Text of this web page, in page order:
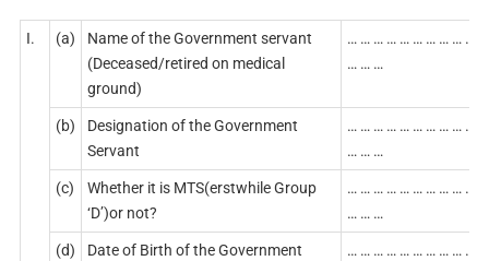
I. (a)
Name of the Government servant
(Deceased/retired on medical
ground)
… … … … … … … … … … …
… … …
(b)
Designation of the Government
Servant
… … … … … … … … … … …
… … …
(c)
Whether it is MTS(erstwhile Group
‘D’)or not?
… … … … … … … … … … …
… … …
(d)
Date of Birth of the Government
… … … … … … … … … … …